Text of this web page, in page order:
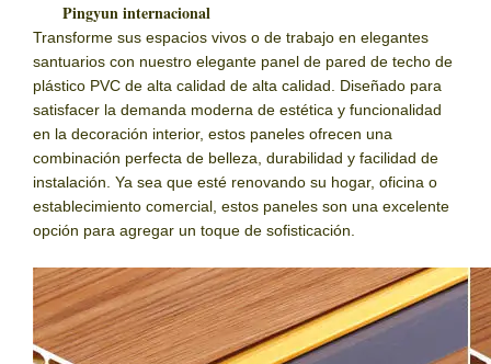
Pingyun internacional
Transforme sus espacios vivos o de trabajo en elegantes
santuarios con nuestro elegante panel de pared de techo de
plástico PVC de alta calidad de alta calidad. Diseñado para
satisfacer la demanda moderna de estética y funcionalidad
en la decoración interior, estos paneles ofrecen una
combinación perfecta de belleza, durabilidad y facilidad de
instalación. Ya sea que esté renovando su hogar, oficina o
establecimiento comercial, estos paneles son una excelente
opción para agregar un toque de sofisticación.